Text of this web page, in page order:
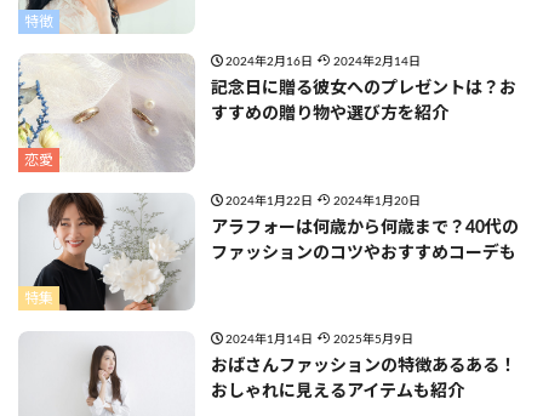
特徴
恋愛
2024年2月16日 2024年2月14日
記念日に贈る彼女へのプレゼントは？お
すすめの贈り物や選び方を紹介
特集
2024年1月22日 2024年1月20日
アラフォーは何歳から何歳まで？40代の
ファッションのコツやおすすめコーデも
2024年1月14日 2025年5月9日
おばさんファッションの特徴あるある！
おしゃれに見えるアイテムも紹介